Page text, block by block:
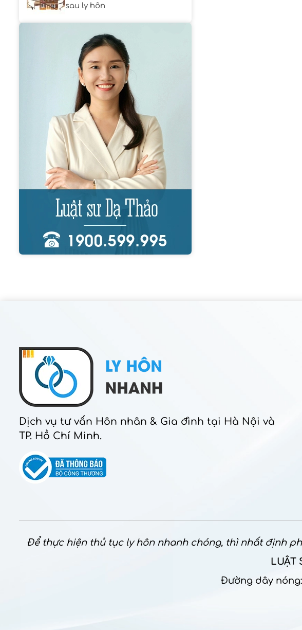
sau ly hôn
Dịch vụ tư vấn Hôn nhân & Gia đình tại Hà Nội và
TP. Hồ Chí Minh.
Để thực hiện thủ tục ly hôn nhanh chóng, thì nhất định
LUẬT
Đường dây nóng: